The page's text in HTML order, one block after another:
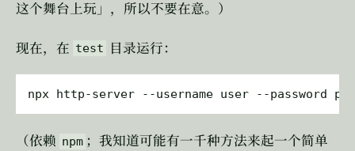
这个舞台上玩」，所以不要在意。）
现在，在 test 目录运行：
（依赖 npm ；我知道可能有一千种方法来起一个简单